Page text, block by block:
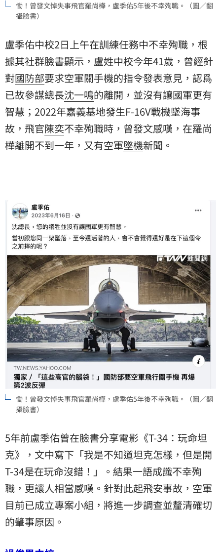
慟！曾發文悼失事飛官羅尚樺，盧季佑5年後不幸殉職。（圖／翻
攝臉書）
盧季佑中校2日上午在訓練任務中不幸殉職，根
據其社群臉書顯示，盧姓中校今年41歲，曾經針
對國防部要求空軍關手機的指令發表意見，認爲
已故參謀總長沈一鳴的離開，並沒有讓國軍更有
智慧；2022年嘉義基地發生F-16V戰機墜海事
故，飛官陳奕不幸殉職時，曾發文感嘆，在羅尚
樺離開不到一年，又有空軍墜機新聞。
慟！曾發文悼失事飛官羅尚樺，盧季佑5年後不幸殉職。（圖／翻
攝臉書）
5年前盧季佑曾在臉書分享電影《T-34：玩命坦
克》，文中寫下「我是不知道坦克怎樣，但是開
T-34是在玩命沒錯！」。結果一語成讖不幸殉
職，更讓人相當感嘆。針對此起飛安事故，空軍
目前已成立專案小組，將進一步調查並釐清確切
的肇事原因。